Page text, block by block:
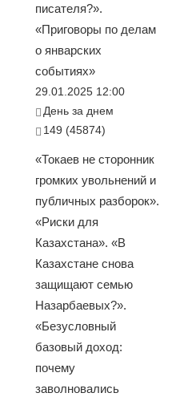
писателя?».
«Приговоры по делам
о январских
событиях»
29.01.2025 12:00
День за днем
149 (45874)
«Токаев не сторонник
громких увольнений и
публичных разборок».
«Риски для
Казахстана». «В
Казахстане снова
защищают семью
Назарбаевых?».
«Безусловный
базовый доход:
почему
заволновались